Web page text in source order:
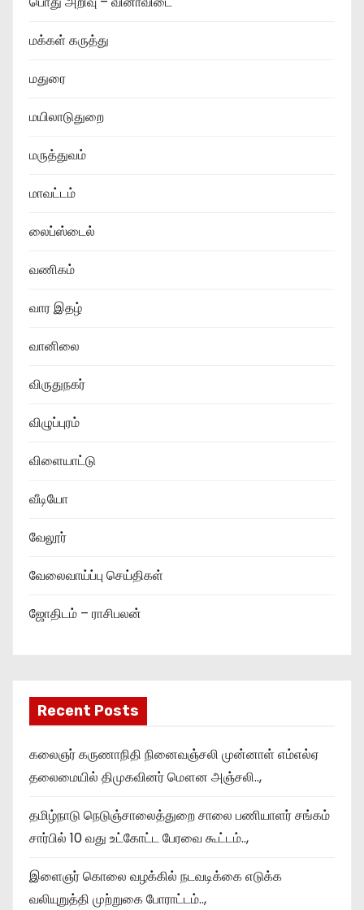
மக்கள் கருத்து
மதுரை
மயிலாடுதுறை
மருத்துவம்
மாவட்டம்
லைப்ஸ்டைல்
வணிகம்
வார இதழ்
வானிலை
விருதுநகர்
விழுப்புரம்
விளையாட்டு
வீடியோ
வேலூர்
வேலைவாய்ப்பு செய்திகள்
ஜோதிடம் – ராசிபலன்
Recent Posts
கலைஞர் கருணாநிதி நினைவஞ்சலி முன்னாள் எம்எல்ஏ
தலைமையில் திமுகவினர் மௌன அஞ்சலி..,
தமிழ்நாடு நெடுஞ்சாலைத்துறை சாலை பணியாளர் சங்கம்
சார்பில் 10 வது உட்கோட்ட பேரவை கூட்டம்..,
இளைஞர் கொலை வழக்கில் நடவடிக்கை எடுக்க
வலியுறுத்தி முற்றுகை போராட்டம்..,